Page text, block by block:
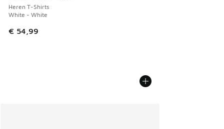
Heren T-Shirts
White - White
€ 54,99